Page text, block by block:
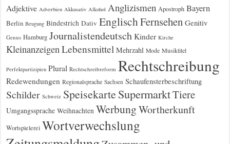
Adjektive Adverbien Akkusativ Alkohol Anglizismen Apostroph Bayern
Berlin Beugung Bindestrich Dativ EnglischFernsehen Genitiv
Genus Hamburg Journalistendeutsch Kinder Kirche
Kleinanzeigen Lebensmittel Mehrzahl Mode Musiktitel
Perfektpartizipien Plural Rechtschreibreform Rechtschreibung
Redewendungen Regionalsprache Sachsen Schaufensterbeschriftung
Schilder Schweiz Speisekarte SupermarktTiere
Umgangssprache Weihnachten WerbungWortherkunft
Wortspielerei Wortverwechslung